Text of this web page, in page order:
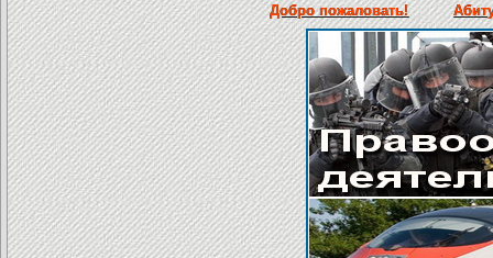
Добро пожаловать!